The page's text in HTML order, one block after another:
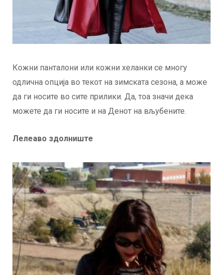
Кожни панталони или кожни хеланки се многу
одлична опција во текот на зимската сезона, а може
да ги носите во сите прилики. Да, тоа значи дека
можете да ги носите и на Денот на вљубените.
Лелеаво здолниште